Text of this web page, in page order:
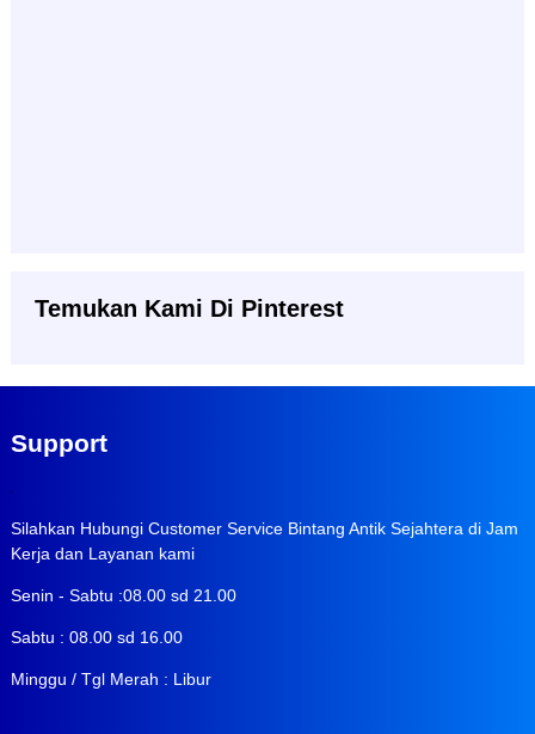
Temukan Kami Di Pinterest
Support
Silahkan Hubungi Customer Service Bintang Antik Sejahtera di Jam
Kerja dan Layanan kami
Senin - Sabtu :08.00 sd 21.00
Sabtu : 08.00 sd 16.00
Minggu / Tgl Merah : Libur